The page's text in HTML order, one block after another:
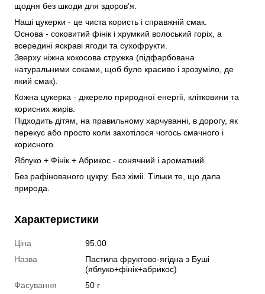
щодня без шкоди для здоровʼя.
Наші цукерки - це чиста користь і справжній смак.
Основа - соковитий фінік і хрумкий волоський горіх, а
всередині яскраві ягоди та сухофрукти.
Зверху ніжна кокосова стружка (підфарбована
натуральними соками, щоб було красиво і зрозуміло, де
який смак).
Кожна цукерка - джерело природної енергії, клітковини та
корисних жирів.
Підходить дітям, на правильному харчуванні, в дорогу, як
перекус або просто коли захотілося чогось смачного і
корисного.
Яблуко + Фінік + Абрикос - сонячний і ароматний.
Без рафінованого цукру. Без хіміі. Тільки те, що дала
природа.
Характеристики
Ціна
95.00
Назва
Пастила фруктово-ягідна з Буші
(яблуко+фінік+абрикос)
Фасування
50 г